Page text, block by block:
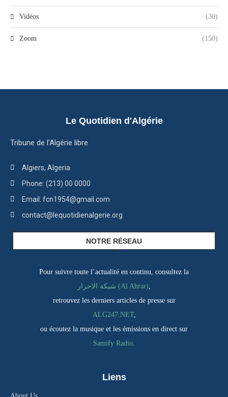
Vidéos (30)
Zoom (150)
Le Quotidien d'Algérie
Tribune de l’Algérie libre
Algiers, Algeria
Phone: (213) 00 0000
Email: fcn1954@gmail.com
contact@lequotidienalgerie.org
NOTRE RÉSEAU
Pour suivre toute l’actualité en continu, consultez la
شبكة الاحرار (Al Ahrar)
retrouvez les derniers articles de presse sur
ALG247.NET,
ou écoutez la musique et les émissions en direct sur
Samify Radio
Liens